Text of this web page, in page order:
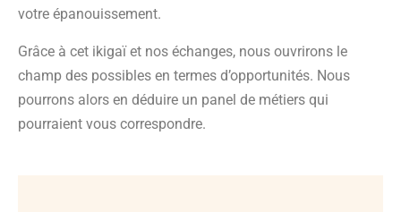
votre épanouissement.
Grâce à cet ikigaï et nos échanges, nous ouvrirons le
champ des possibles en termes d’opportunités. Nous
pourrons alors en déduire un panel de métiers qui
pourraient vous correspondre.